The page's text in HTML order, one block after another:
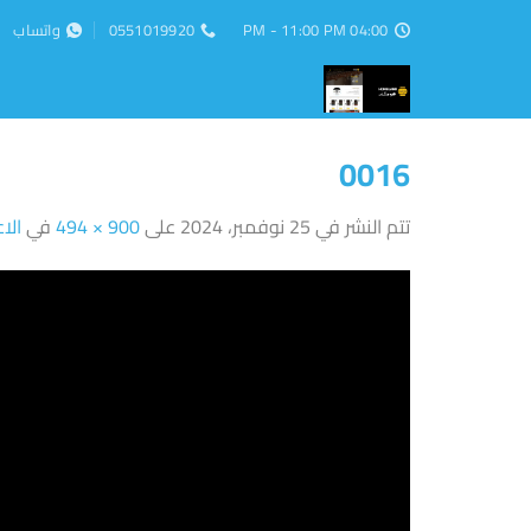
04:00 PM - 11:00 PM
0551019920 واتساب
0016
تتم النشر في25 نوفمبر، 2024 على900 × 494 في